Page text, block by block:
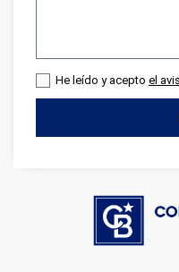
He leído y acepto el